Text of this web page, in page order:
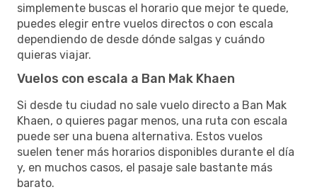
simplemente buscas el horario que mejor te quede,
puedes elegir entre vuelos directos o con escala
dependiendo de desde dónde salgas y cuándo
quieras viajar.
Vuelos con escala a Ban Mak Khaen
Si desde tu ciudad no sale vuelo directo a Ban Mak
Khaen, o quieres pagar menos, una ruta con escala
puede ser una buena alternativa. Estos vuelos
suelen tener más horarios disponibles durante el día
y, en muchos casos, el pasaje sale bastante más
barato.